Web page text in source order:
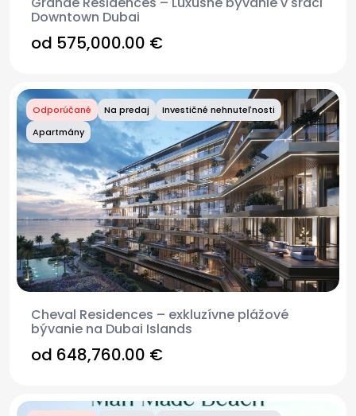
Downtown Dubai
od 575,000.00 €
Odporúčané Na predaj
Investičné nehnuteľnosti
Apartmány
Cheval Residences – exkluzívne plážové
bývanie na Dubai Islands
od 648,760.00 €